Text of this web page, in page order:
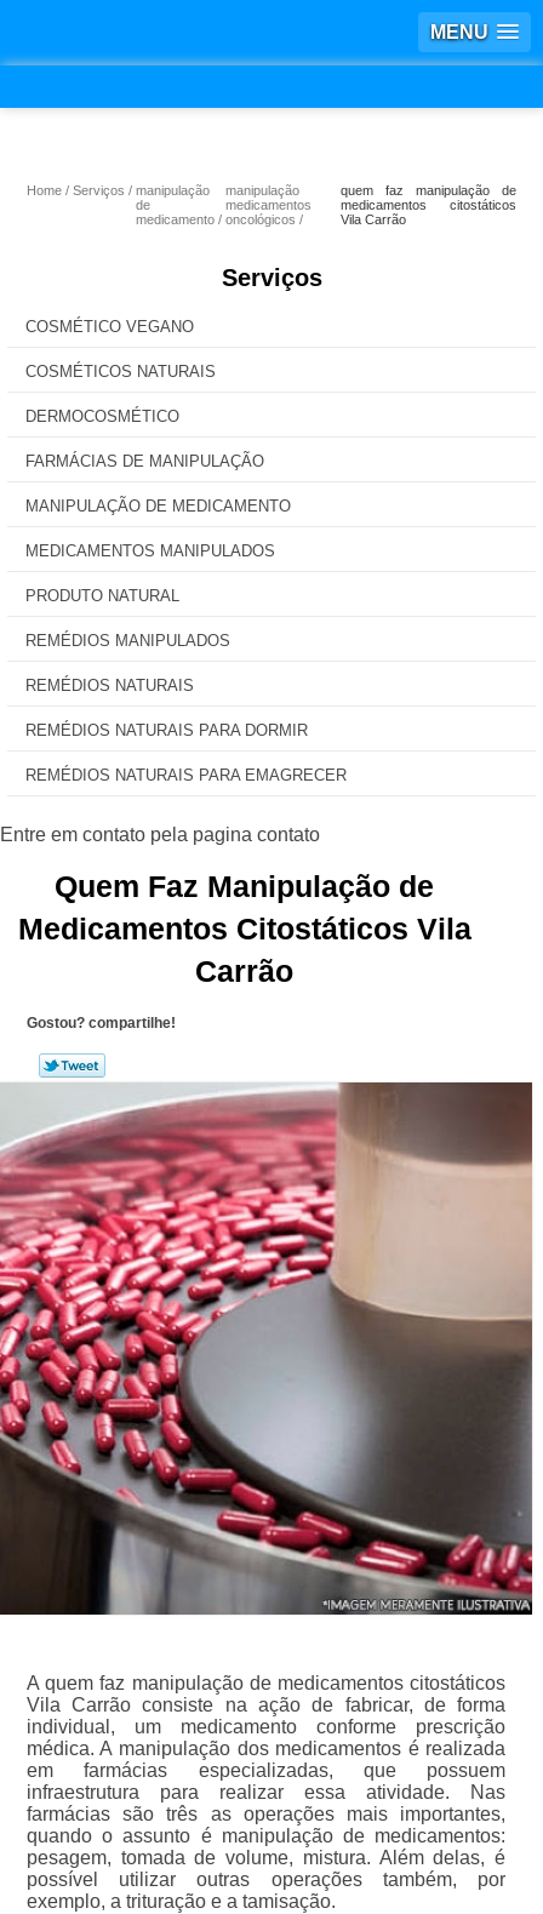
MENU
Home Serviços
manipulação
de
medicamento
manipulação
medicamentos
oncológicos
quem faz manipulação de
medicamentos citostáticos
Vila Carrão
Serviços
COSMÉTICO VEGANO
COSMÉTICOS NATURAIS
DERMOCOSMÉTICO
FARMÁCIAS DE MANIPULAÇÃO
MANIPULAÇÃO DE MEDICAMENTO
MEDICAMENTOS MANIPULADOS
PRODUTO NATURAL
REMÉDIOS MANIPULADOS
REMÉDIOS NATURAIS
REMÉDIOS NATURAIS PARA DORMIR
REMÉDIOS NATURAIS PARA EMAGRECER
Quem Faz Manipulação de
Medicamentos Citostáticos Vila
Carrão
Gostou? compartilhe!
A quem faz manipulação de medicamentos citostáticos
Vila Carrão consiste na ação de fabricar, de forma
individual, um medicamento conforme prescrição
médica. A manipulação dos medicamentos é realizada
em farmácias especializadas, que possuem
infraestrutura para realizar essa atividade. Nas
farmácias são três as operações mais importantes,
quando o assunto é manipulação de medicamentos:
pesagem, tomada de volume, mistura. Além delas, é
possível utilizar outras operações também, por
exemplo, a trituração e a tamisação.